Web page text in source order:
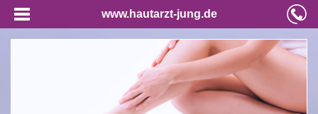
www.hautarzt-jung.de